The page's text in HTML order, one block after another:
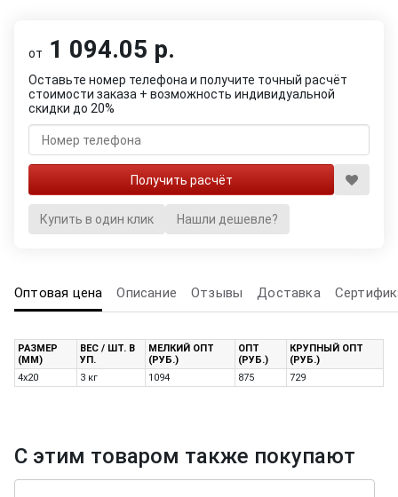
от 1 094.05 р.
Оставьте номер телефона и получите точный расчёт
стоимости заказа + возможность индивидуальной
скидки до 20%
Купить в один клик Нашли дешевле?
Оптовая цена Описание Отзывы Доставка
РАЗМЕР
(ММ)
ВЕС / ШТ. В
УП.
МЕЛКИЙ ОПТ
(РУБ.)
ОПТ
(РУБ.)
КРУПНЫЙ ОПТ
(РУБ.)
4х20
3 кг 1094 875 729
С этим товаром также покупают